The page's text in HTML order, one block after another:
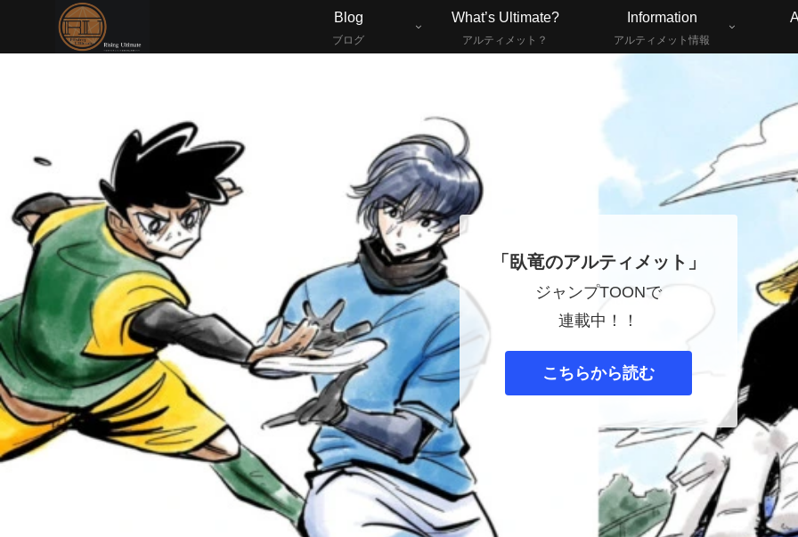
Blog
ブログ
What’s Ultimate?
アルティメット？
Information
アルティメット情報
「臥竜のアルティメット」
ジャンプTOONで
連載中！！
こちらから読む